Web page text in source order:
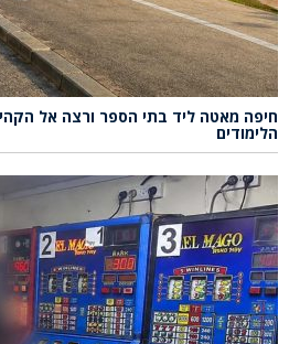
חיפה מאטה ליד בתי הספר ורצה אל
הלימודים